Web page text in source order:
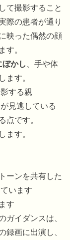
て撮影すること
際の患者が通り
映った偶然の顔
。
かし、手や体
す。
する親
見逃している
です。
す。
ーンを共有した
います
す
ガイダンスは、
画に出演し、